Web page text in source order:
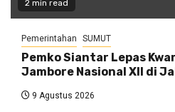
2 min read
Pemerintahan SUMUT
Pemko Siantar Lepas
Jambore Nasional XII di
9 Agustus 2026